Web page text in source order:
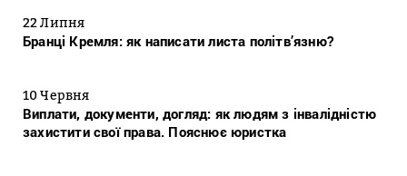
22 Липня
Бранці Кремля: як написати листа політв’язню?
10 Червня
Виплати, документи, догляд: як людям з інвалідністю
захистити свої права. Пояснює юристка